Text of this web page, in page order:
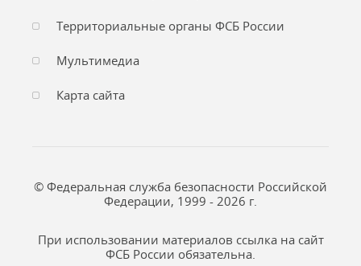
Территориальные органы ФСБ России
Мультимедиа
Карта сайта
© Федеральная служба безопасности Российской
Федерации, 1999 - 2026 г.
При использовании материалов ссылка на сайт
ФСБ России обязательна.